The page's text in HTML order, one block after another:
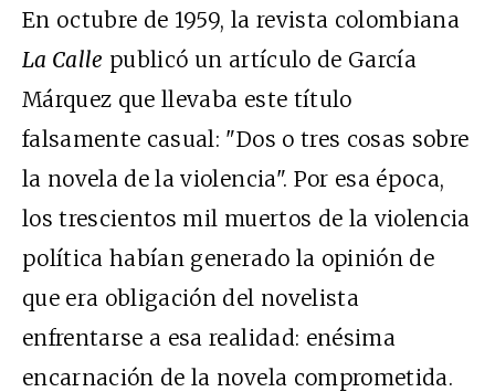
En octubre de 1959, la revista colombiana
La Calle publicó un artículo de García
Márquez que llevaba este título
falsamente casual: "Dos o tres cosas sobre
la novela de la violencia". Por esa época,
los trescientos mil muertos de la violencia
política habían generado la opinión de
que era obligación del novelista
enfrentarse a esa realidad: enésima
encarnación de la novela comprometida.